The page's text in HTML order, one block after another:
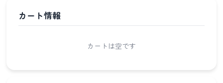
カート情報
カートは空です